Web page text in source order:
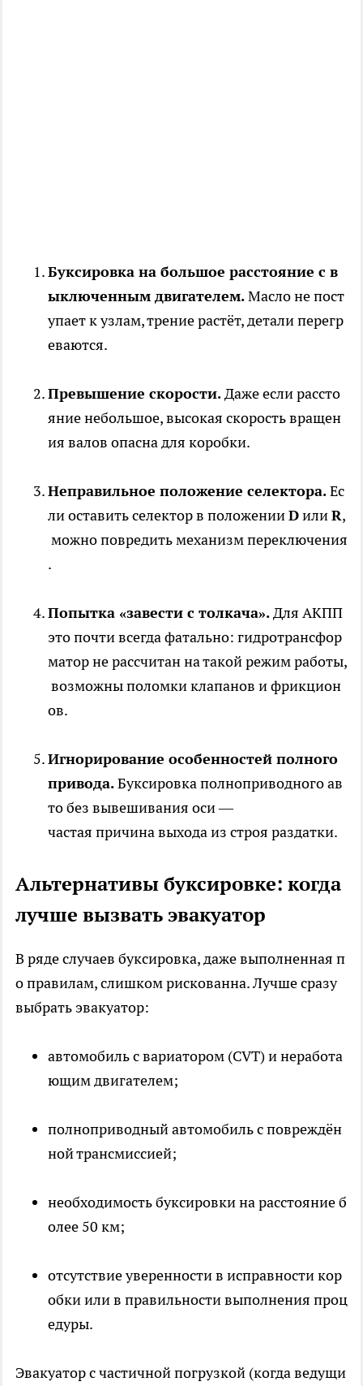
Буксировка на большое расстояние с в
ыключенным двигателем.Масло не пост
упает к узлам, трение растёт, детали перегр
еваются.
Превышение скорости.Даже если рассто
яние небольшое, высокая скорость вращен
ия валов опасна для коробки.
Неправильное положение селектора.Ес
ли оставить селектор в положенииDилиR,
можно повредить механизм переключения
.
Попытка «завести с толкача».Для АКПП
это почти всегда фатально: гидротрансфор
матор не рассчитан на такой режим работы,
возможны поломки клапанов и фрикцион
ов.
Игнорирование особенностей полного
привода.Буксировка полноприводного ав
то без вывешивания оси —
частая причина выхода из строя раздатки.
Альтернативы буксировке: когда
лучше вызвать эвакуатор
В ряде случаев буксировка, даже выполненная п
о правилам, слишком рискованна. Лучше сразу
выбрать эвакуатор:
автомобиль с вариатором (CVT) и неработа
ющим двигателем;
полноприводный автомобиль с повреждён
ной трансмиссией;
необходимость буксировки на расстояние б
олее 50 км;
отсутствие уверенности в исправности кор
обки или в правильности выполнения проц
едуры.
Эвакуатор с частичной погрузкой (когда ведущи